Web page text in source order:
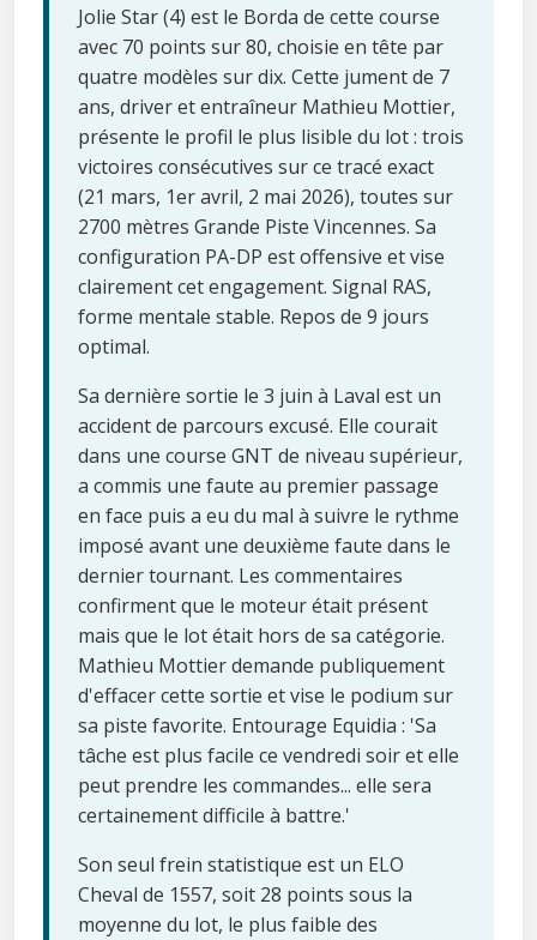
Jolie Star (4) est le Borda de cette course
avec 70 points sur 80, choisie en tête par
quatre modèles sur dix. Cette jument de 7
ans, driver et entraîneur Mathieu Mottier,
présente le profil le plus lisible du lot : trois
victoires consécutives sur ce tracé exact
(21 mars, 1er avril, 2 mai 2026), toutes sur
2700 mètres Grande Piste Vincennes. Sa
configuration PA-DP est offensive et vise
clairement cet engagement. Signal RAS,
forme mentale stable. Repos de 9 jours
optimal.
Sa dernière sortie le 3 juin à Laval est un
accident de parcours excusé. Elle courait
dans une course GNT de niveau supérieur,
a commis une faute au premier passage
en face puis a eu du mal à suivre le rythme
imposé avant une deuxième faute dans le
dernier tournant. Les commentaires
confirment que le moteur était présent
mais que le lot était hors de sa catégorie.
Mathieu Mottier demande publiquement
d'effacer cette sortie et vise le podium sur
sa piste favorite. Entourage Equidia : 'Sa
tâche est plus facile ce vendredi soir et elle
peut prendre les commandes... elle sera
certainement difficile à battre.'
Son seul frein statistique est un ELO
Cheval de 1557, soit 28 points sous la
moyenne du lot, le plus faible des